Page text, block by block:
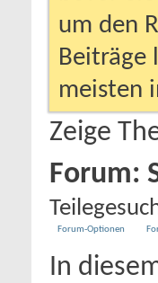
um den
Beiträge
meisten
Zeige
Forum:
Forum-Optionen
In